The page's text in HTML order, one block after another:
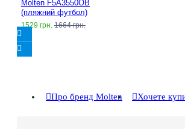
Molten F5A3550OB
(пляжний футбол)
1529 грн. 1664 грн.
Про бренд Molten Хочете